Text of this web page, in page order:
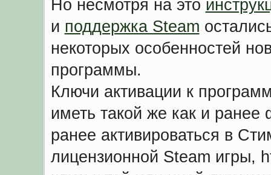
Но несмотря на это
и поддержка Steam
некоторых особенностей
программы.
Ключи активации к
иметь такой же как и ранее
ранее активироваться в
лицензионной Steam игры,